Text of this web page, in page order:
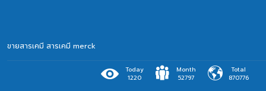
ขายสารเคมี สารเคมี merck
Today
1220
Month
52797
Total
870776